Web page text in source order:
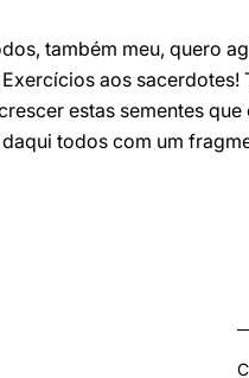
também meu, quero
aos sacerdotes!
estas sementes
todos com um